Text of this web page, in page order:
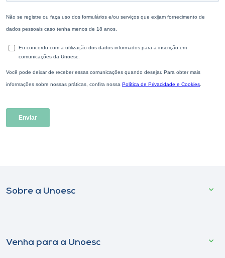
Sobre a Unoesc
Venha para a Unoesc